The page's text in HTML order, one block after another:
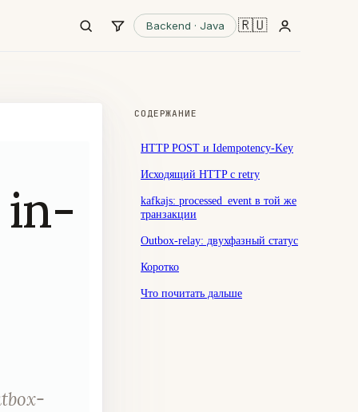
Backend · Java 🇷🇺
in-
СОДЕРЖАНИЕ
HTTP POST и Idempotency-Key
Исходящий HTTP с retry
kafkajs: processed_event в той же
транзакции
Outbox-relay: двухфазный статус
Коротко
Что почитать дальше